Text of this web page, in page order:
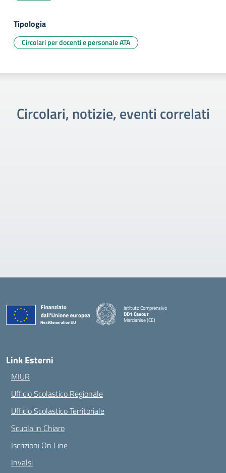
Tipologia
Circolari per docenti e personale ATA
Circolari, notizie, eventi correlati
Istituto Comprensivo
DD1 Cavour
Marcianise (CE)
Link Esterni
MIUR
Ufficio Scolastico Regionale
Ufficio Scolastico Territoriale
Scuola in Chiaro
Iscrizioni On Line
Invalsi